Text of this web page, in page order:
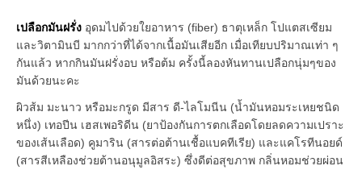
เปลือกมันฝรั่ง อุดมไปด้วยใยอาหาร (fiber) ธาตุเหล็ก โปแตสเซียม
และวิตามินบี มากกว่าที่ได้จากเนื้อมันเสียอีก เมื่อเทียบปริมาณเท่า ๆ
กันแล้ว หากกินมันฝรั่งอบ หรือต้ม ครั้งนี้ลองหันทานเปลือกนุ่มๆของ
มันด้วยนะคะ
ผิวส้ม มะนาว หรือมะกรูด มีสาร ดี-ไลโมนีน (น้ำมันหอมระเหยชนิด
หนึ่ง) เทอปีน เฮสเพอริดีน (ยาป้องกันการตกเลือดโดยลดความเปราะ
ของเส้นเลือด) คูมาริน (สารต่อต้านเชื้อแบคทีเรีย) และแคโรทีนอยด์
(สารสีเหลืองช่วยต้านอนุมูลอิสระ) ซึ่งดีต่อสุขภาพ กลิ่นหอมช่วยผ่อน